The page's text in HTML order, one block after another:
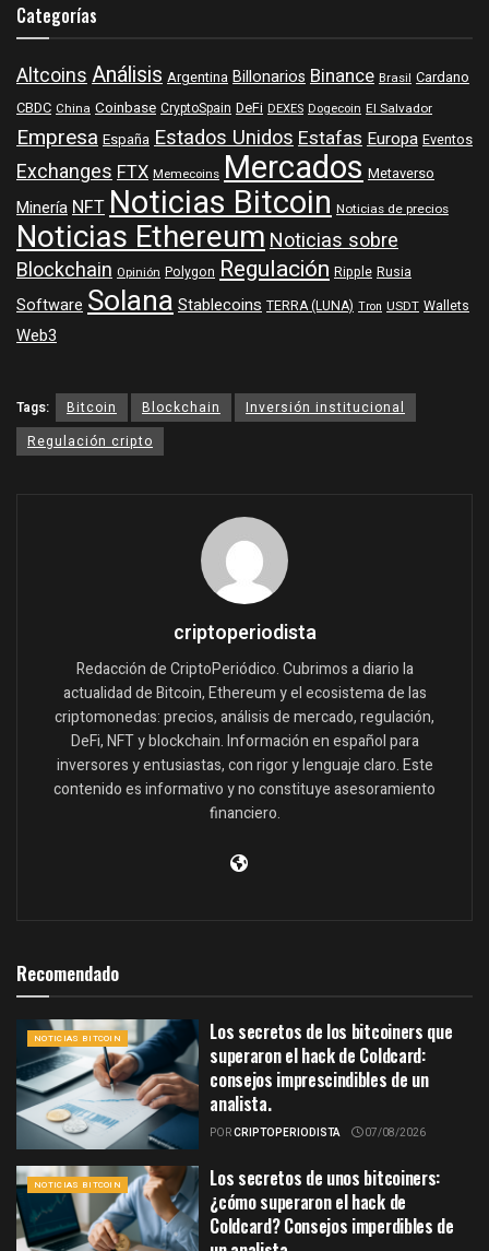
Categorías
Altcoins Análisis Argentina Billonarios Binance Brasil Cardano
CBDC China Coinbase CryptoSpain DeFi DEXES Dogecoin El Salvador
Empresa España Estados Unidos Estafas Europa Eventos
Exchanges FTX Memecoins Mercados Metaverso
MineríaNFTNoticias Bitcoin Noticias de precios
Noticias EthereumNoticias sobre
Blockchain Opinión Polygon Regulación Ripple Rusia
Software SolanaStablecoins TERRA (LUNA) Tron USDT Wallets
Web3
Tags: Bitcoin Blockchain
Inversión institucional
Regulación cripto
criptoperiodista
Redacción de CriptoPeriódico. Cubrimos a diario la
actualidad de Bitcoin, Ethereum y el ecosistema de las
criptomonedas: precios, análisis de mercado, regulación,
DeFi, NFT y blockchain. Información en español para
inversores y entusiastas, con rigor y lenguaje claro. Este
contenido es informativo y no constituye asesoramiento
financiero.
Recomendado
NOTICIAS BITCOIN
Los secretos de los bitcoiners que
superaron el hack de Coldcard:
consejos imprescindibles de un
analista.
PORCRIPTOPERIODISTA 07/08/2026
NOTICIAS BITCOIN
Los secretos de unos bitcoiners:
¿cómo superaron el hack de
Coldcard? Consejos imperdibles de